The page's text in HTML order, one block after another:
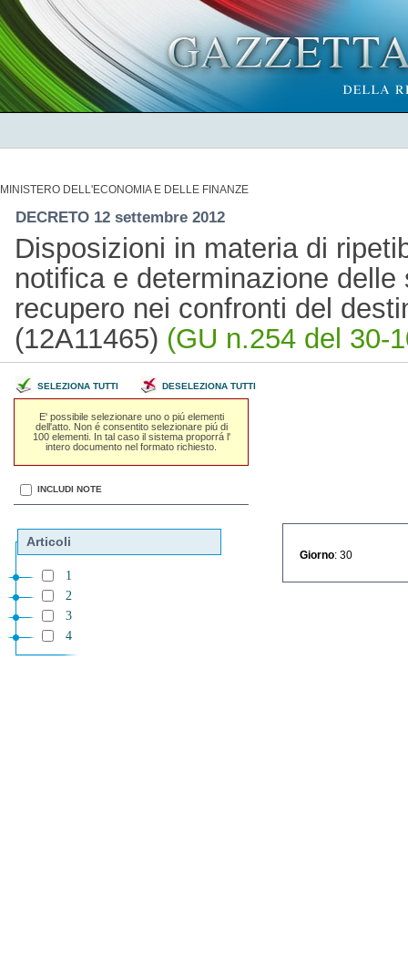
MINISTERO DELL'ECONOMIA E DELLE FINANZE
DECRETO 12 settembre 2012
Disposizioni in materia di
notifica e determinazione
recupero nei confronti del
(12A11465) (GU n.254 del 30-
SELEZIONA TUTTI DESELEZIONA TUTTI
E' possibile selezionare uno o piú elementi
dell'atto. Non é consentito selezionare piú di
100 elementi. In tal caso il sistema proporrá l'
intero documento nel formato richiesto.
INCLUDI NOTE
Articoli
1
2
3
4
Giorno : 30